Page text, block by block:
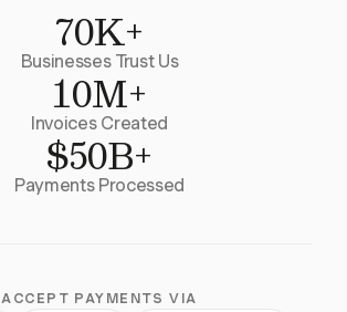
70K+
Businesses Trust Us
10M+
Invoices Created
$50B+
Payments Processed
ACCEPT PAYMENTS VIA